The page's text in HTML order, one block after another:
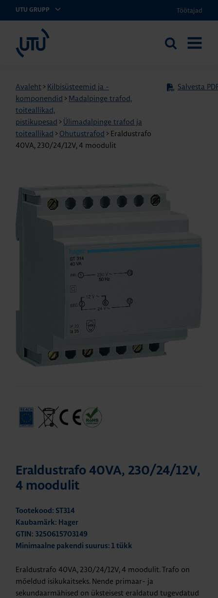
UTU GRUPP Töötajad
Otsi
Avaleht > Kilbisüsteemid ja -
komponendid > Madalpinge trafod,
toiteallikad,
pistikupesad > Ülimadalpinge trafod ja
toiteallikad > Ohutustrafod > Eraldustrafo
40VA, 230/24/12V, 4 moodulit
Salvesta
Eraldustrafo 40VA, 230/24/12V,
4 moodulit
Tootekood: ST314
Kaubamärk: Hager
GTIN: 3250615703149
Minimaalne pakendi suurus: 1 tükk
Eraldustrafo 40VA, 230/24/12V, 4 moodulit.Trafo on
mõeldud isikukaitseks. Nende primaar- ja
sekundaarmähised on üksteisest eraldatud tugevdatud